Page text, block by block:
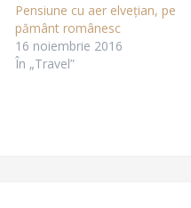
Pensiune cu aer elvețian, pe
pământ românesc
16 noiembrie 2016
În „Travel”